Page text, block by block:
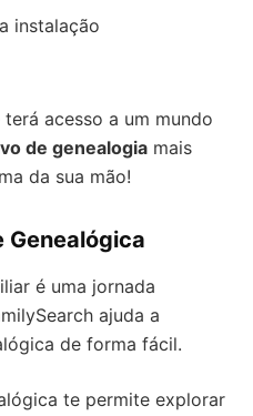
instalação
acesso a um mundo
de genealogia mais
da sua mão!
Genealógica
é uma jornada
ajuda a
de forma fácil.
te permite explorar